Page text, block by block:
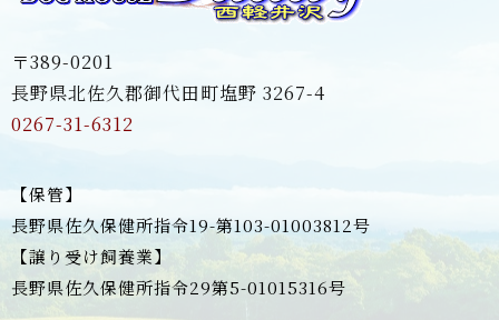
〒389-0201
長野県北佐久郡御代田町塩野 3267-4
0267-31-6312
【保管】
長野県佐久保健所指令19-第103-01003812号
【譲り受け飼養業】
長野県佐久保健所指令29第5-01015316号